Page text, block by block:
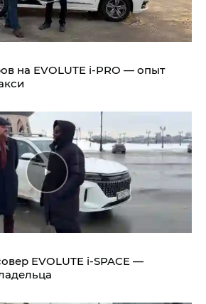
на EVOLUTE i‑PRO — опыт
EVOLUTE i‑SPACE —